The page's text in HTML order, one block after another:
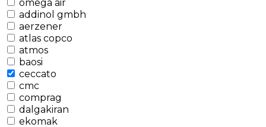
omega air
addinol gmbh
aerzener
atlas copco
atmos
baosi
ceccato
cmc
comprag
dalgakiran
ekomak